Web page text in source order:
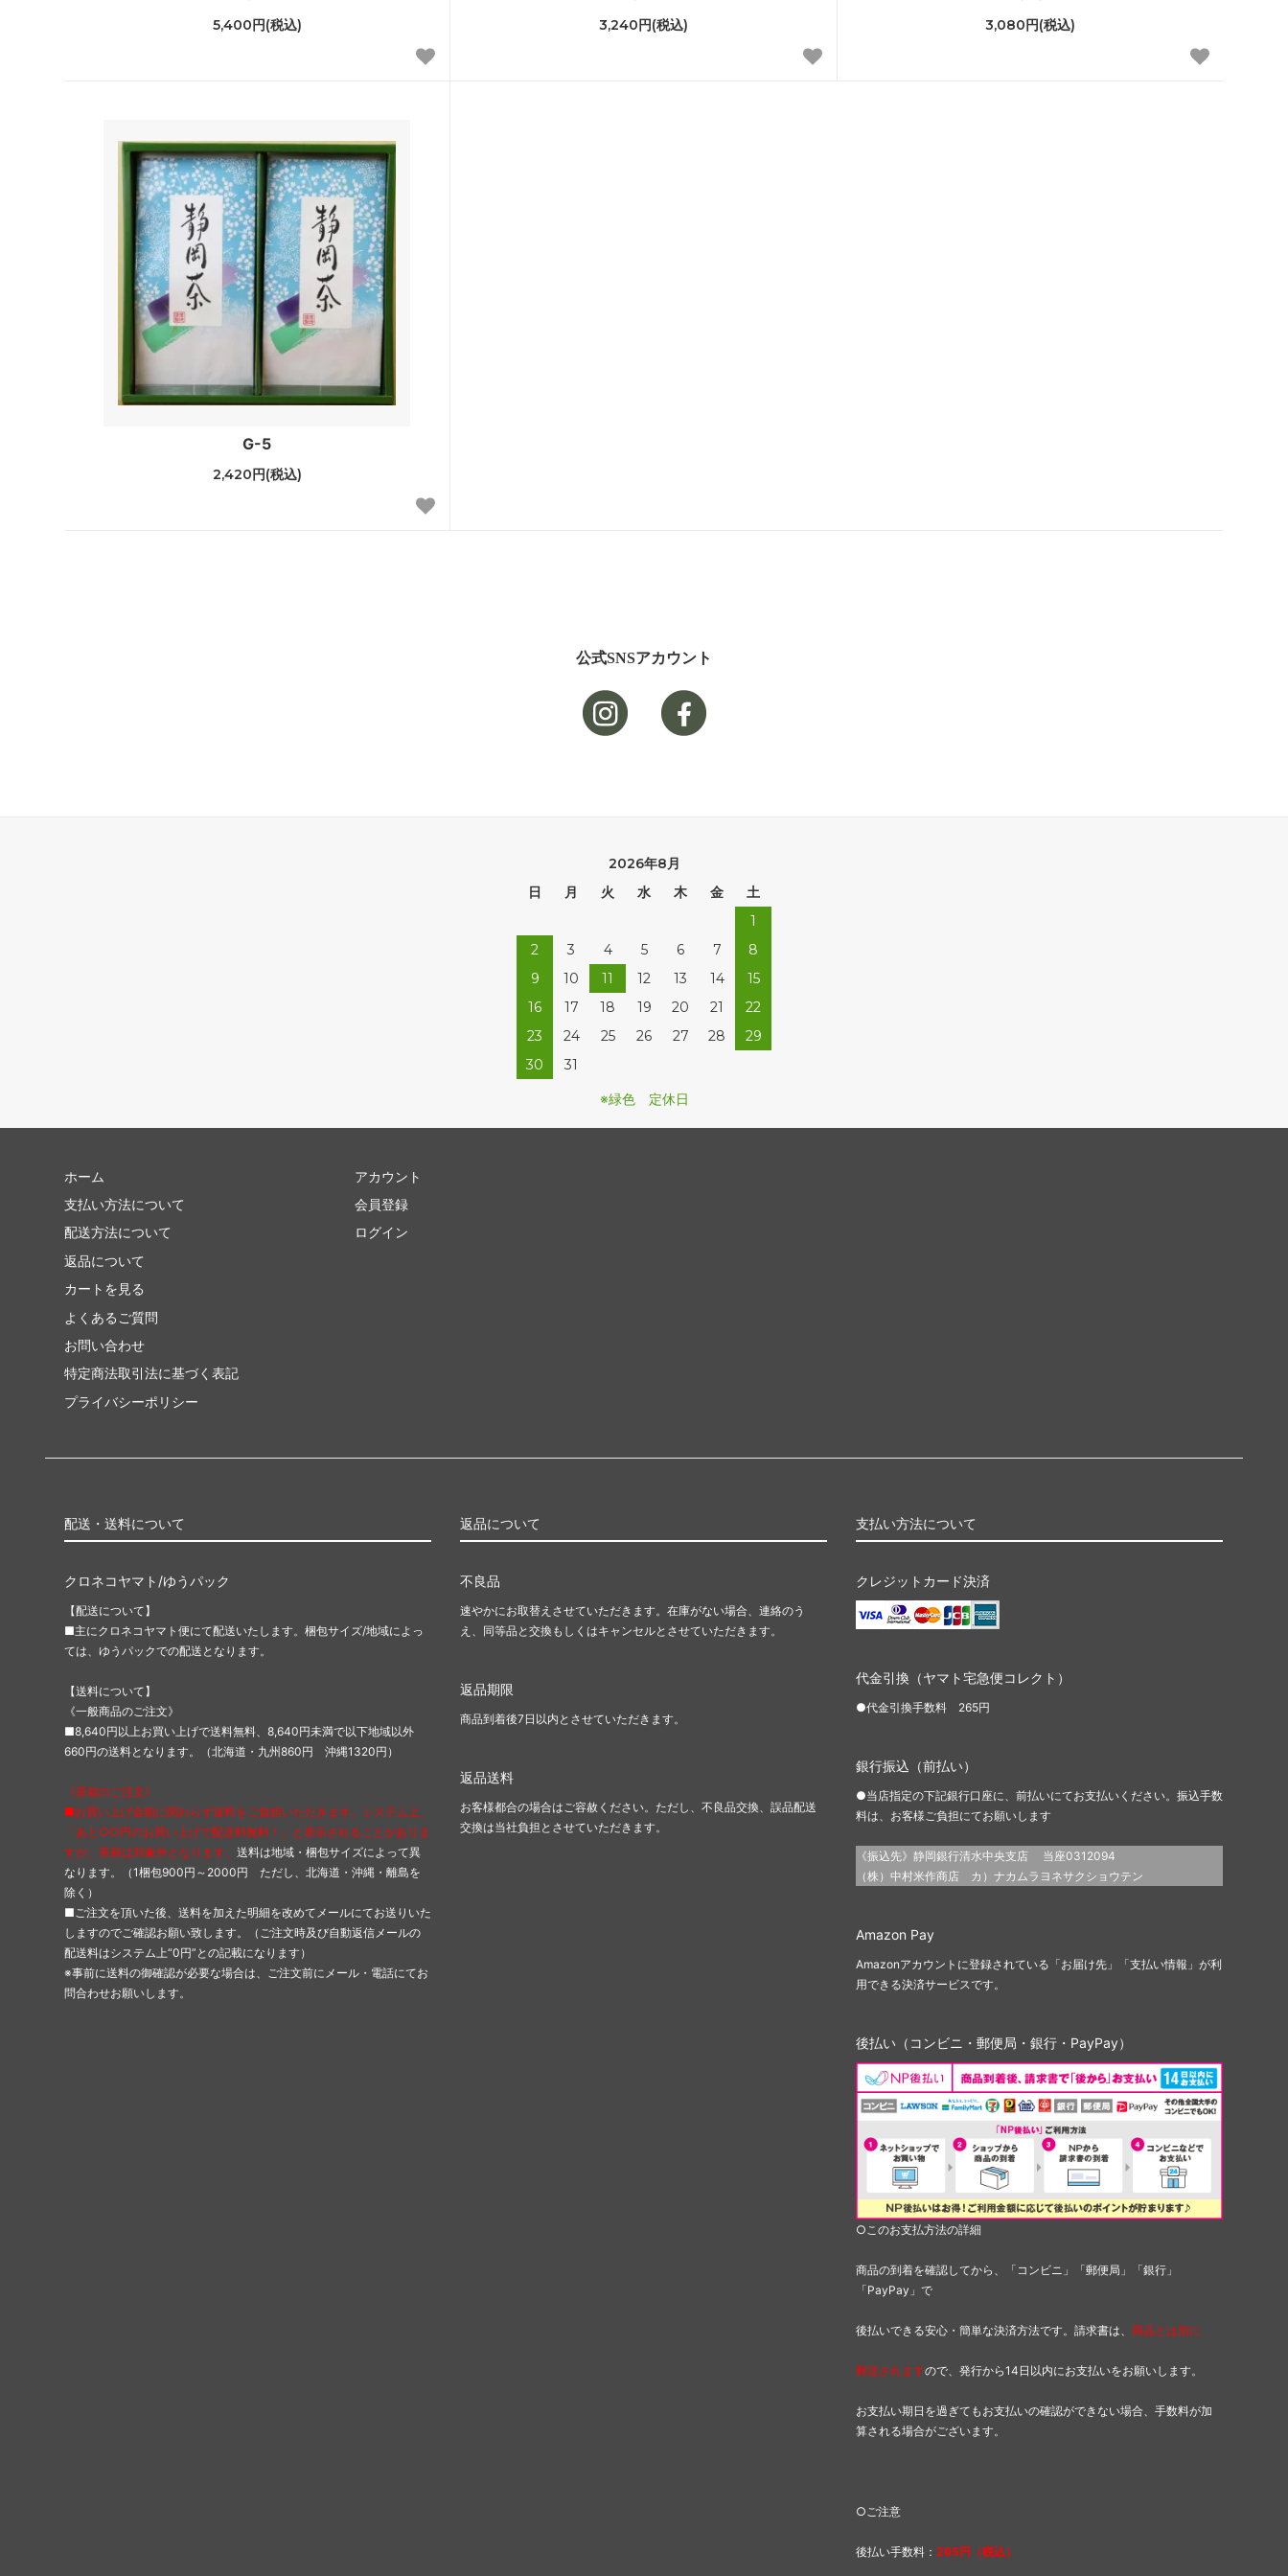
5,400円(税込) 3,240円(税込) 3,080円(税込)
G-5
2,420円(税込)
公式SNSアカウント
2026年8月
日
月 火 水 木 金
土
1
2
3 4 5 6 7
8
9
10 11 12 13 14
15
16
17 18 19 20 21
22
23
24 25 26 27 28
29
30
31
※緑色 定休日
ホーム
支払い方法について
配送方法について
返品について
カートを見る
よくあるご質問
お問い合わせ
特定商法取引法に基づく表記
プライバシーポリシー
アカウント
会員登録
ログイン
配送・送料について
クロネコヤマト/ゆうパック
【配送について】
■主にクロネコヤマト便にて配送いたします。梱包サイズ/地域によっ
ては、ゆうパックでの配送となります。
【送料について】
《一般商品のご注文》
■8,640円以上お買い上げで送料無料、8,640円未満で以下地域以外
660円の送料となります。（北海道・九州860円 沖縄1320円）
《茶箱のご注文》
■お買い上げ金額に関わらず送料をご負担いただきます。システム上、
「あと○○円のお買い上げで配送料無料！」と表示されることがありま
すが、茶箱は対象外となります。 送料は地域・梱包サイズによって異
なります。（1梱包900円～2000円 ただし、北海道・沖縄・離島を
除く）
■ご注文を頂いた後、送料を加えた明細を改めてメールにてお送りいた
しますのでご確認お願い致します。（ご注文時及び自動返信メールの
配送料はシステム上“0円”との記載になります）
※事前に送料の御確認が必要な場合は、ご注文前にメール・電話にてお
問合わせお願いします。
返品について
不良品
速やかにお取替えさせていただきます。在庫がない場合、連絡のう
え、同等品と交換もしくはキャンセルとさせていただきます。
返品期限
商品到着後7日以内とさせていただきます。
返品送料
お客様都合の場合はご容赦ください。ただし、不良品交換、誤品配送
交換は当社負担とさせていただきます。
支払い方法について
クレジットカード決済
代金引換（ヤマト宅急便コレクト）
●代金引換手数料 265円
銀行振込（前払い）
●当店指定の下記銀行口座に、前払いにてお支払いください。振込手数
料は、お客様ご負担にてお願いします
《振込先》静岡銀行清水中央支店 当座0312094
（株）中村米作商店 カ）ナカムラヨネサクショウテン
Amazon Pay
Amazonアカウントに登録されている「お届け先」「支払い情報」が利
用できる決済サービスです。
後払い（コンビニ・郵便局・銀行・PayPay）
○このお支払方法の詳細
商品の到着を確認してから、「コンビニ」「郵便局」「銀行」
「PayPay」で
後払いできる安心・簡単な決済方法です。請求書は、 商品とは別に
郵送されますので、発行から14日以内にお支払いをお願いします。
お支払い期日を過ぎてもお支払いの確認ができない場合、手数料が加
算される場合がございます。
○ご注意
後払い手数料： 265円（税込）